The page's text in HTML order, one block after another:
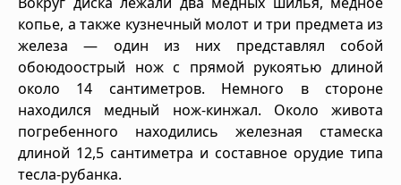
копье, а также кузнечный молот и три предмета из
железа — один из них представлял собой
обоюдоострый нож с прямой рукоятью длиной
около 14 сантиметров. Немного в стороне
находился медный нож-кинжал. Около живота
погребенного находились железная стамеска
длиной 12,5 сантиметра и составное орудие типа
тесла-рубанка.